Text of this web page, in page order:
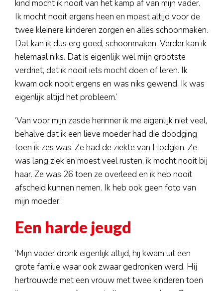
kind mocht ik nooit van het kamp af van mijn vader.
Ik mocht nooit ergens heen en moest altijd voor de
twee kleinere kinderen zorgen en alles schoonmaken.
Dat kan ik dus erg goed, schoonmaken. Verder kan ik
helemaal niks. Dat is eigenlijk wel mijn grootste
verdriet, dat ik nooit iets mocht doen of leren. Ik
kwam ook nooit ergens en was niks gewend. Ik was
eigenlijk altijd het probleem.’
‘Van voor mijn zesde herinner ik me eigenlijk niet veel,
behalve dat ik een lieve moeder had die doodging
toen ik zes was. Ze had de ziekte van Hodgkin. Ze
was lang ziek en moest veel rusten, ik mocht nooit bij
haar. Ze was 26 toen ze overleed en ik heb nooit
afscheid kunnen nemen. Ik heb ook geen foto van
mijn moeder.’
Een harde jeugd
‘Mijn vader dronk eigenlijk altijd, hij kwam uit een
grote familie waar ook zwaar gedronken werd. Hij
hertrouwde met een vrouw met twee kinderen toen